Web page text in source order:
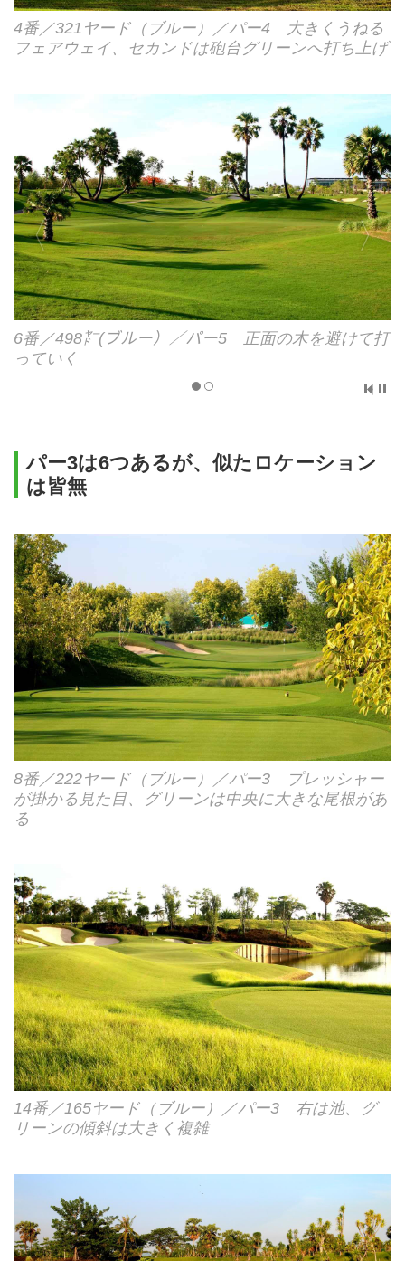
4番／321ヤード（ブルー）／パー4 大きくうねる
フェアウェイ、セカンドは砲台グリーンへ打ち上げ
6番のセカンド地点 バンカーが左右交互に点在
パー3は6つあるが、似たロケーション
は皆無
8番／222ヤード（ブルー）／パー3 プレッシャー
が掛かる見た目、グリーンは中央に大きな尾根があ
る
14番／165ヤード（ブルー）／パー3 右は池、グ
リーンの傾斜は大きく複雑